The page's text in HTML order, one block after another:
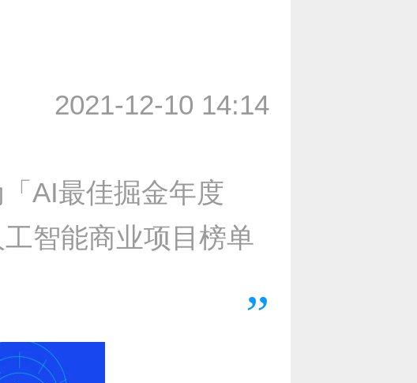
2021-12-10 14:14
AI最佳掘金年度
智能商业项目榜单